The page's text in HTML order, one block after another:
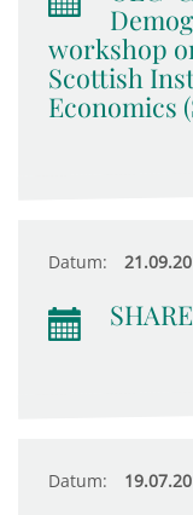
workshop
Scottish
Economics
Datum:
Datum: